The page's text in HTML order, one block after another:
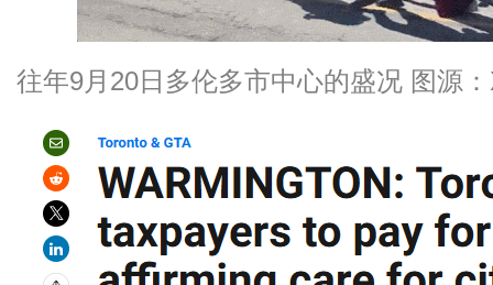
往年9月20日多伦多市中心的盛况 图源